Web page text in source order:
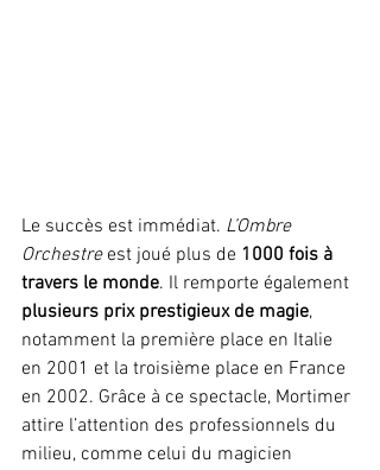
Le succès est immédiat. L’Ombre
Orchestre est joué plus de 1000 fois à
travers le monde. Il remporte également
plusieurs prix prestigieux de magie,
notamment la première place en Italie
en 2001 et la troisième place en France
en 2002. Grâce à ce spectacle, Mortimer
attire l’attention des professionnels du
milieu, comme celui du magicien